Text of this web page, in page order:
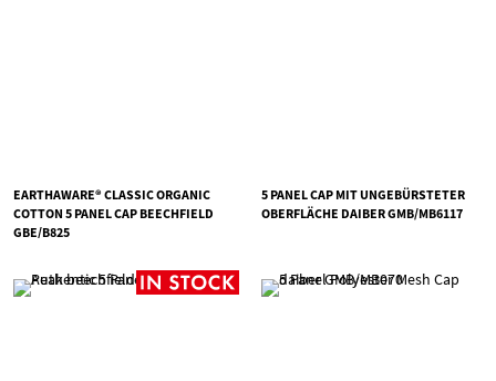
EARTHAWARE® CLASSIC ORGANIC
COTTON 5 PANEL CAP BEECHFIELD
GBE/B825
5 PANEL CAP MIT UNGEBÜRSTETER
OBERFLÄCHE DAIBER GMB/MB6117